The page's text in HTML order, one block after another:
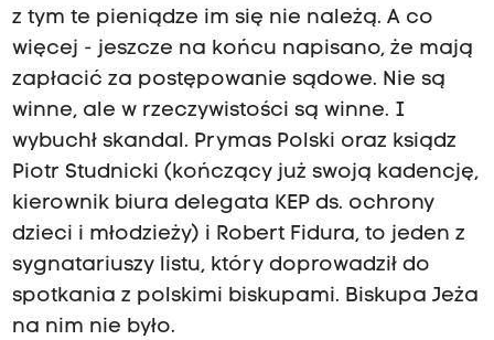
z tym te pieniądze im się nie należą. A co
więcej - jeszcze na końcu napisano, że mają
zapłacić za postępowanie sądowe. Nie są
winne, ale w rzeczywistości są winne. I
wybuchł skandal. Prymas Polski oraz ksiądz
Piotr Studnicki (kończący już swoją kadencję,
kierownik biura delegata KEP ds. ochrony
dzieci i młodzieży) i Robert Fidura, to jeden z
sygnatariuszy listu, który doprowadził do
spotkania z polskimi biskupami. Biskupa Jeża
na nim nie było.